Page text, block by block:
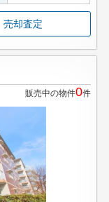
売却査定
販売中の物件0件